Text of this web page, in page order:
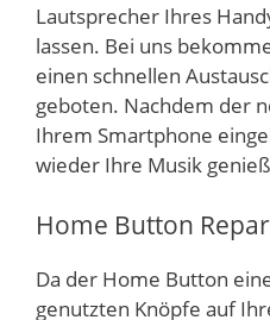
Lautsprecher Ihres
lassen. Bei uns
einen schnellen
geboten. Nachdem der
Ihrem Smartphone
wieder Ihre Musik
Home Button
Da der Home Button
genutzten Knöpfe auf